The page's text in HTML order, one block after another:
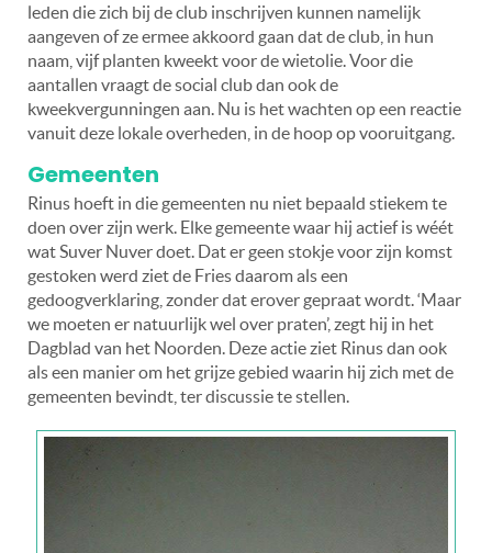
leden die zich bij de club inschrijven kunnen namelijk
aangeven of ze ermee akkoord gaan dat de club, in hun
naam, vijf planten kweekt voor de wietolie. Voor die
aantallen vraagt de social club dan ook de
kweekvergunningen aan. Nu is het wachten op een reactie
vanuit deze lokale overheden, in de hoop op vooruitgang.
Gemeenten
Rinus hoeft in die gemeenten nu niet bepaald stiekem te
doen over zijn werk. Elke gemeente waar hij actief is wéét
wat Suver Nuver doet. Dat er geen stokje voor zijn komst
gestoken werd ziet de Fries daarom als een
gedoogverklaring, zonder dat erover gepraat wordt. ‘Maar
we moeten er natuurlijk wel over praten’, zegt hij in het
Dagblad van het Noorden. Deze actie ziet Rinus dan ook
als een manier om het grijze gebied waarin hij zich met de
gemeenten bevindt, ter discussie te stellen.